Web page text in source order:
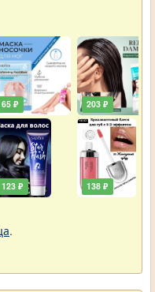
65 ₽
123 ₽
203 ₽
138 ₽
.